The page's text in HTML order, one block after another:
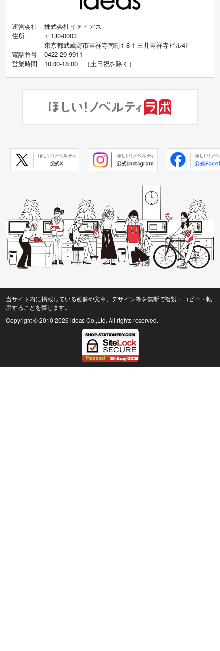
運営会社
株式会社イディアス
住所
〒180-0003
東京都武蔵野市吉祥寺南町1-8-1 三井吉祥寺ビル4F
電話番号
0422-29-9911
営業時間
10:00-18:00 （土日祝を除く）
当サイト内に掲載している画像や文章、デザイン等を無断で複製・コピー・転
用することを禁じます。
Copyright © 2010-2026 ideas Co.,Ltd. All rights reserved.